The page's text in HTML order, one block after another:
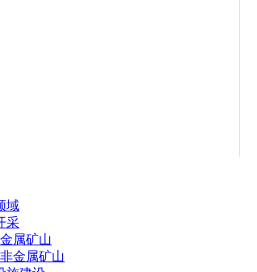
域
采
金属矿山
非金属矿山